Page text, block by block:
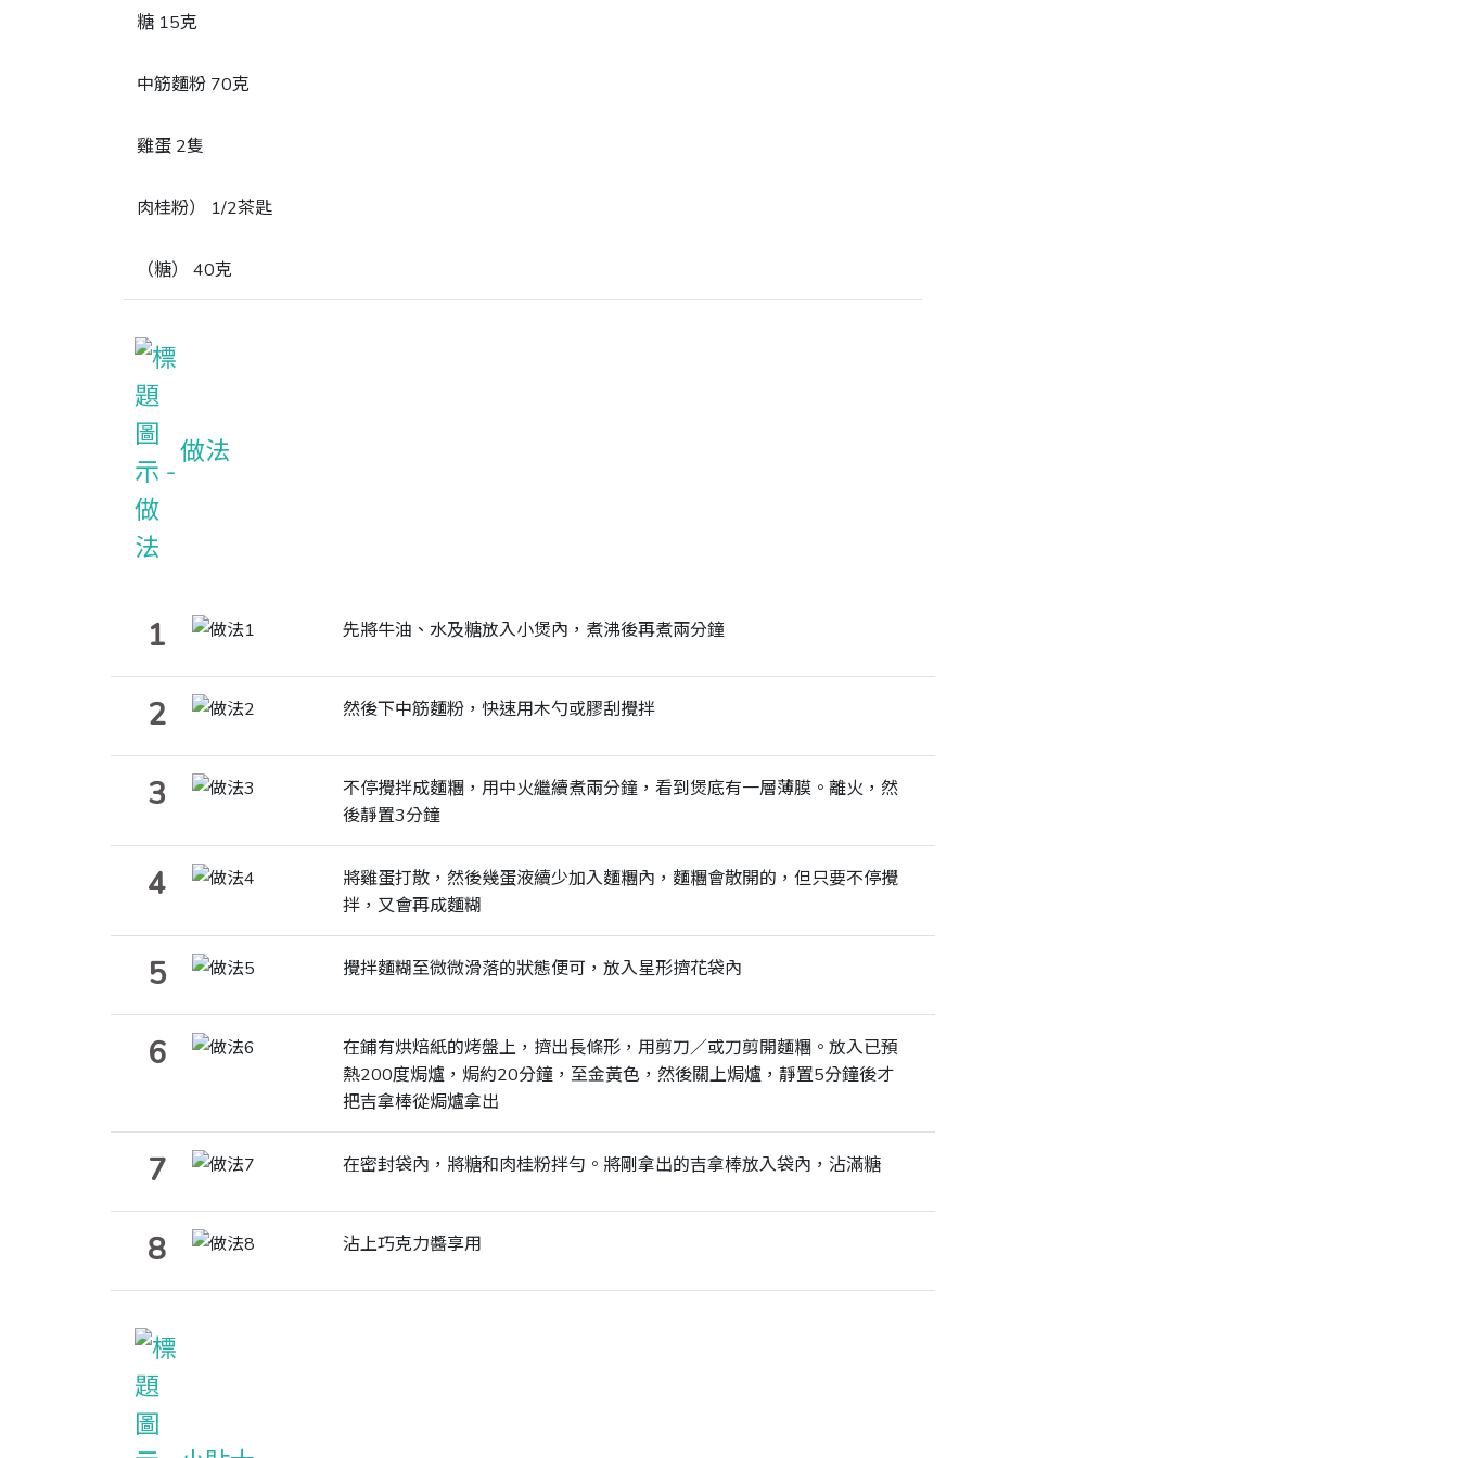
糖 15克
中筋麵粉 70克
雞蛋 2隻
肉桂粉） 1/2茶匙
（糖） 40克
做法
1 先將牛油、水及糖放入小煲內，煮沸後再煮兩分鐘
2 然後下中筋麵粉，快速用木勺或膠刮攪拌
3
不停攪拌成麵糰，用中火繼續煮兩分鐘，看到煲底有一層薄膜。離火，然
後靜置3分鐘
4
將雞蛋打散，然後幾蛋液續少加入麵糰內，麵糰會散開的，但只要不停攪
拌，又會再成麵糊
5 攪拌麵糊至微微滑落的狀態便可，放入星形擠花袋內
6
在鋪有烘焙紙的烤盤上，擠出長條形，用剪刀／或刀剪開麵糰。放入已預
熱200度焗爐，焗約20分鐘，至金黃色，然後關上焗爐，靜置5分鐘後才
把吉拿棒從焗爐拿出
7 在密封袋內，將糖和肉桂粉拌勻。將剛拿出的吉拿棒放入袋內，沾滿糖
8 沾上巧克力醬享用